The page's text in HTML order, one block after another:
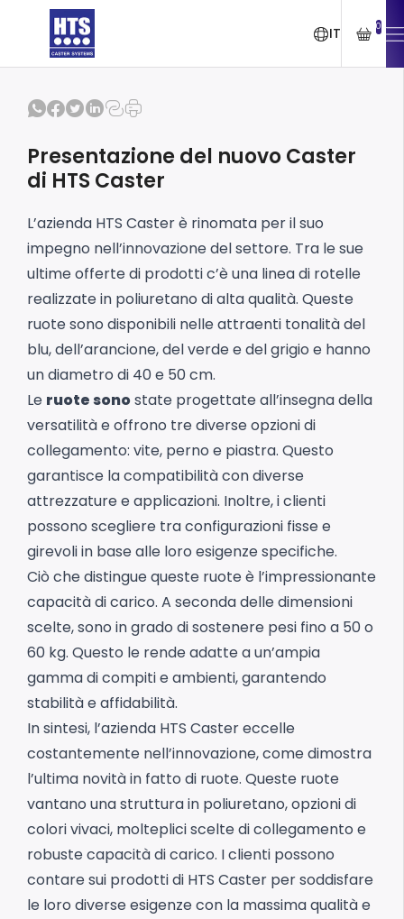
IT 0
Presentazione del nuovo Caster
di HTS Caster
L’azienda HTS Caster è rinomata per il suo
impegno nell’innovazione del settore. Tra le sue
ultime offerte di prodotti c’è una linea di rotelle
realizzate in poliuretano di alta qualità. Queste
ruote sono disponibili nelle attraenti tonalità del
blu, dell’arancione, del verde e del grigio e hanno
un diametro di 40 e 50 cm.
Le ruote sonostate progettate all’insegna della
versatilità e offrono tre diverse opzioni di
collegamento: vite, perno e piastra. Questo
garantisce la compatibilità con diverse
attrezzature e applicazioni. Inoltre, i clienti
possono scegliere tra configurazioni fisse e
girevoli in base alle loro esigenze specifiche.
Ciò che distingue queste ruote è l’impressionante
capacità di carico. A seconda delle dimensioni
scelte, sono in grado di sostenere pesi fino a 50 o
60 kg. Questo le rende adatte a un’ampia
gamma di compiti e ambienti, garantendo
stabilità e affidabilità.
In sintesi, l’azienda HTS Caster eccelle
costantemente nell’innovazione, come dimostra
l’ultima novità in fatto di ruote. Queste ruote
vantano una struttura in poliuretano, opzioni di
colori vivaci, molteplici scelte di collegamento e
robuste capacità di carico. I clienti possono
contare sui prodotti di HTS Caster per soddisfare
le loro diverse esigenze con la massima qualità e